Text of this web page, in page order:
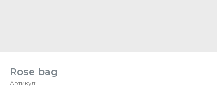
Rose bag
Артикул: